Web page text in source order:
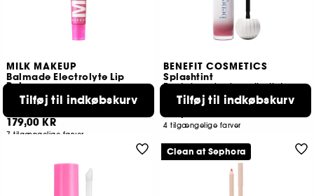
MILK MAKEUP
Balmade Electrolyte Lip
Balm
Tonet fugtgivende læbebalsam
179,00 KR
7 tilgængelige farver
Tilføj til indkøbskurv
BENEFIT COSMETICS
Splashtint
Fugtgivende dewy lip tint
431
219,00 KR
4 tilgængelige farver
Tilføj til indkøbskurv
Clean at Sephora